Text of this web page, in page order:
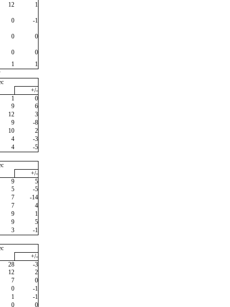
12
1
0
-1
0
0
0
0
1
1
+/-
1
0
9
6
12
3
9
-8
10
2
4
-3
4
-5
+/-
9
5
5
-5
7
-14
7
4
9
1
9
5
3
-1
+/-
28
-3
12
2
7
0
0
-1
1
-1
0 0